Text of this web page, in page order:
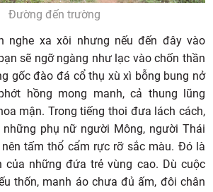
Đường đến trường
nghe xa xôi nhưng nếu đến đây vào
sẽ ngỡ ngàng như lạc vào chốn thần
gốc đào đá cổ thụ xù xì bỗng bung nở
hồng mong manh, cả thung lũng
mận. Trong tiếng thoi đưa lách cách,
những phụ nữ người Mông, người Thái
tấm thổ cẩm rực rỡ sắc màu. Đó là
của những đứa trẻ vùng cao. Dù cuộc
thốn, manh áo chưa đủ ấm, đôi chân